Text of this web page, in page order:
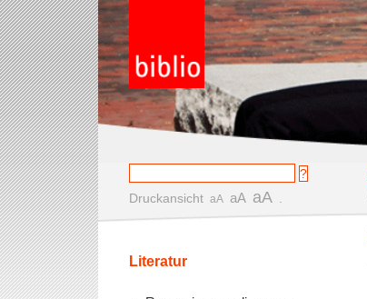
Druckansicht aA aA aA
Literatur